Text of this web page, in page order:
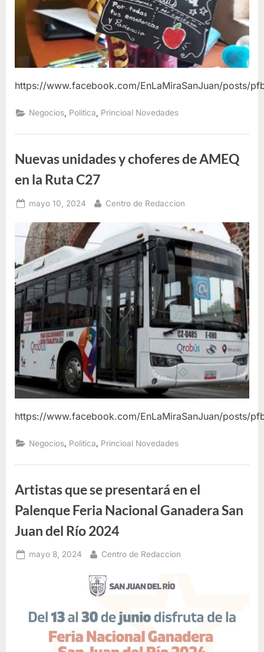
https://www.facebook.com/EnLaMiraSanJuan/posts/
Negocios Politica Princioal Novedades
Nuevas unidades y choferes de AMEQ
en la Ruta C27
Posted
mayo 10, 2024 By
Centro de Redaccion
https://www.facebook.com/EnLaMiraSanJuan/posts/
Negocios Politica Princioal Novedades
Artistas que se presentará en el
Palenque Feria Nacional Ganadera San
Juan del Río 2024
Posted
mayo 8, 2024 By
Centro de Redaccion